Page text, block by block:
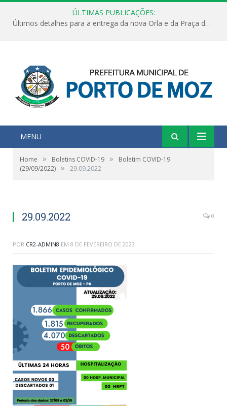
ÚLTIMAS PUBLICAÇÕES:
Últimos detalhes para a entrega da nova Orla e da Praça do Praião
MENU
Home » Boletins COVID-19 »
Boletim COVID-19
(29/09/2022) » 29.09.2022
29.09.2022 0
POR CR2-ADMIN8 EM 8 DE FEVEREIRO DE 2023